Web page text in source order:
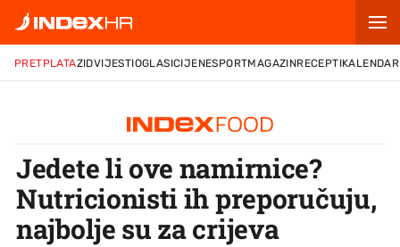
PRETPLATAZIDVIJESTIOGLASICIJENESPORTMAGAZINRECEPTIKALENDAR
Jedete li ove namirnice?
Nutricionisti ih preporučuju,
najbolje su za crijeva